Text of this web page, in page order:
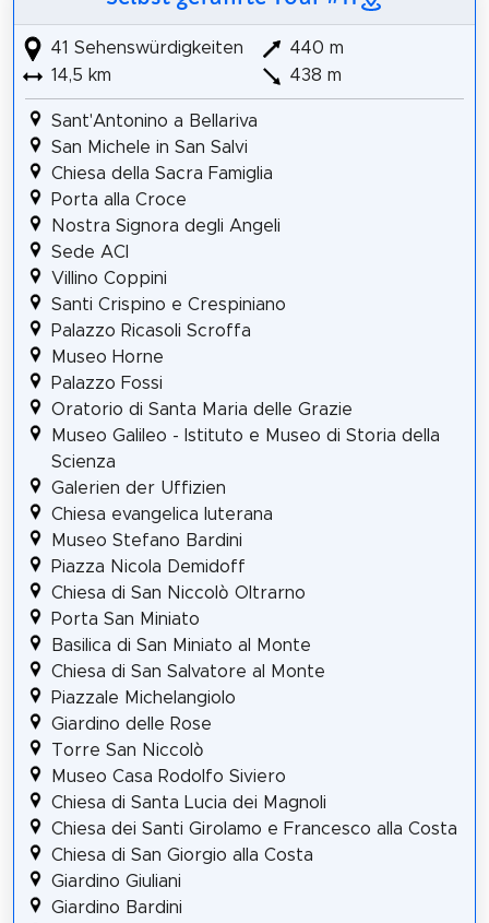
41 Sehenswürdigkeiten
14,5 km
440 m
438 m
Sant'Antonino a Bellariva
San Michele in San Salvi
Chiesa della Sacra Famiglia
Porta alla Croce
Nostra Signora degli Angeli
Sede ACI
Villino Coppini
Santi Crispino e Crespiniano
Palazzo Ricasoli Scroffa
Museo Horne
Palazzo Fossi
Oratorio di Santa Maria delle Grazie
Museo Galileo - Istituto e Museo di Storia della
Scienza
Galerien der Uffizien
Chiesa evangelica luterana
Museo Stefano Bardini
Piazza Nicola Demidoff
Chiesa di San Niccolò Oltrarno
Porta San Miniato
Basilica di San Miniato al Monte
Chiesa di San Salvatore al Monte
Piazzale Michelangiolo
Giardino delle Rose
Torre San Niccolò
Museo Casa Rodolfo Siviero
Chiesa di Santa Lucia dei Magnoli
Chiesa dei Santi Girolamo e Francesco alla Costa
Chiesa di San Giorgio alla Costa
Giardino Giuliani
Giardino Bardini